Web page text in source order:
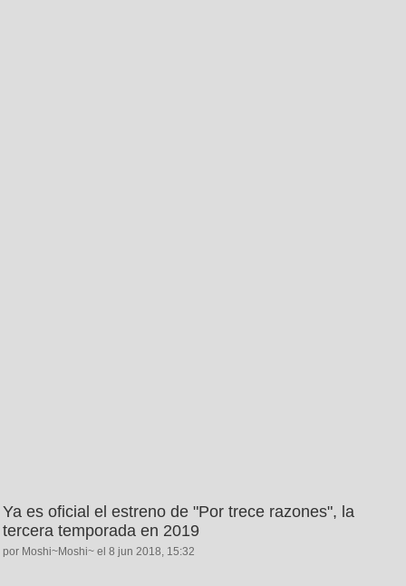
Ya es oficial el estreno de "Por trece razones", la
tercera temporada en 2019
por Moshi~Moshi~ el 8 jun 2018, 15:32